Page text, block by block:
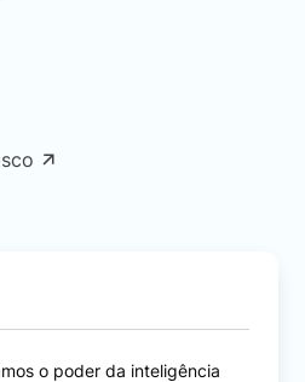
o poder da inteligência